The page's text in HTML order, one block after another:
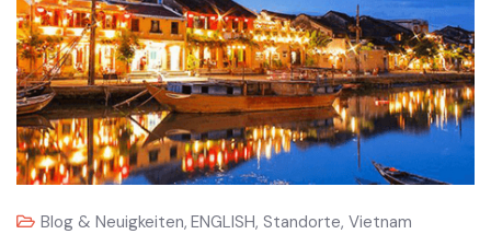
Blog & Neuigkeiten,ENGLISH,Standorte, Vietnam